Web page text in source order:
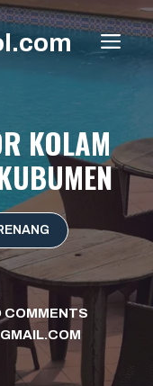
KOLAM
COMMENTS